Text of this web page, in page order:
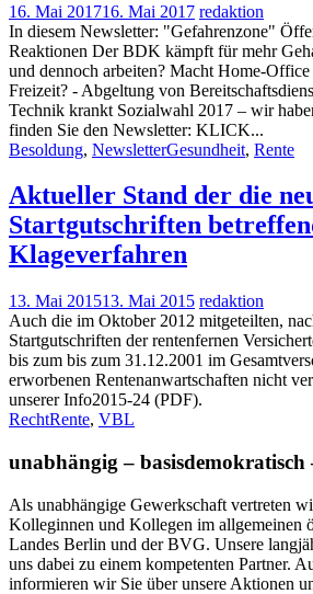
16. Mai 201716. Mai 2017 redaktion
In diesem Newsletter: "Gefahrenzone"
Reaktionen Der BDK kämpft für mehr
und dennoch arbeiten? Macht Home-
Freizeit? - Abgeltung von
Technik krankt Sozialwahl 2017 – wir
finden Sie den Newsletter: KLICK...
Besoldung, NewsletterGesundheit, Rente
Aktueller Stand der die
Startgutschriften
Klageverfahren
13. Mai 201513. Mai 2015 redaktion
Auch die im Oktober 2012 mitgeteilten,
Startgutschriften der rentenfernen
bis zum bis zum 31.12.2001 im
erworbenen Rentenanwartschaften nicht
unserer Info2015-24 (PDF).
RechtRente, VBL
unabhängig – basisdemokratisch
Als unabhängige Gewerkschaft vertreten
Kolleginnen und Kollegen im allgemeinen
Landes Berlin und der BVG. Unsere
uns dabei zu einem kompetenten Partner.
informieren wir Sie über unsere Aktionen